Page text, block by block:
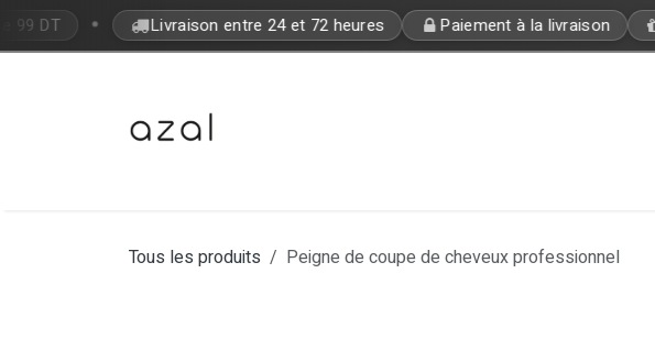
Se rendre au contenu
99 DT Livraison entre 24 et 72 heures Paiement à la livraison
Tous les produits Peigne de coupe de cheveux professionnel